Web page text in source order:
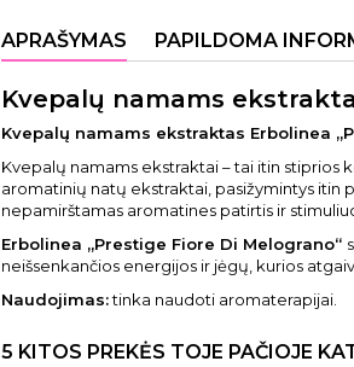
APRAŠYMAS PAPILDOMA
Kvepalų namams
Kvepalų namams ekstraktas Erbolinea
Kvepalų namams ekstraktai – tai itin stiprios
aromatinių natų ekstraktai, pasižymintys itin
nepamirštamas aromatines patirtis ir
Erbolinea „Prestige Fiore Di Melograno“
neišsenkančios energijos ir jėgų, kurios
Naudojimas:tinka naudoti aromaterapijai.
5 KITOS PREKĖS TOJE PAČIOJE